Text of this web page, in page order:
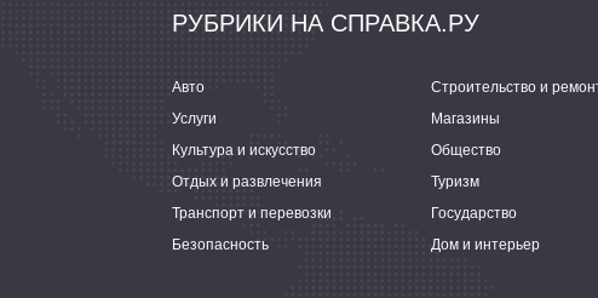
РУБРИКИ НА СПРАВКА.РУ
Авто Строительство и
Услуги
Магазины
Культура и искусство
Общество
Отдых и развлечения
Туризм
Транспорт и перевозки
Государство
Безопасность
Дом и интерьер